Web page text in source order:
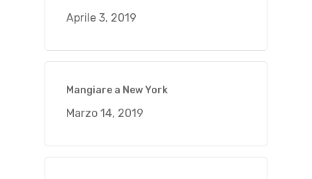
Aprile 3, 2019
Mangiare a New York
Marzo 14, 2019